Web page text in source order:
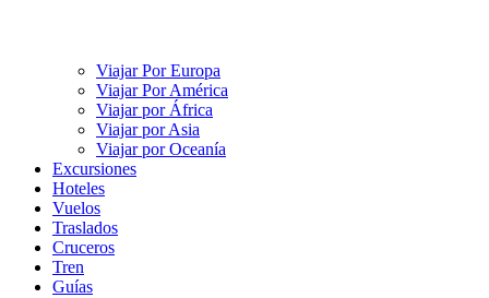
Viajar Por Europa
Viajar Por América
Viajar por África
Viajar por Asia
Viajar por Oceanía
Excursiones
Hoteles
Vuelos
Traslados
Cruceros
Tren
Guías